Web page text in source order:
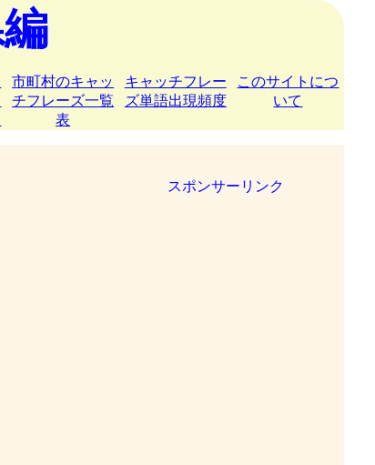
市町村のキャッ
チフレーズ一覧
表
キャッチフレー
ズ単語出現頻度
このサイトにつ
いて
スポンサーリンク